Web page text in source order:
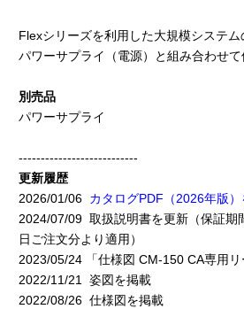
Flexシリーズを利用した大規模システム
パワーサプライ（電源）と組み合わせて
別売品
パワーサプライ
---------------------------
更新履歴
2026/01/06 カタログPDF（2026年版
2024/07/09 取扱説明書を更新（保証期
日ご注文分より適用）
2023/05/24 「仕様図 CM-150 CA専用
2022/11/21 姿図を掲載
2022/08/26 仕様図を掲載